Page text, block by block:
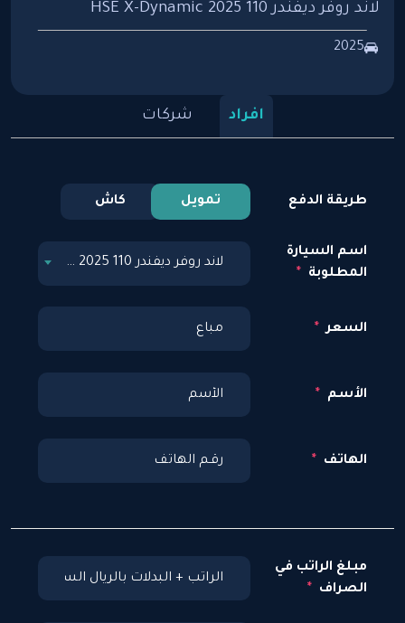
افراد شركات
طريقة الدفع تمويل كاش
اسم السيارة
المطلوبة
لاند روفر ديفندر 110 HSE X-Dynamic 2025
السعر
الأسم
الهاتف
مبلغ الراتب في
الصراف
لاند روفر ديفندر 110 HSE X-Dynamic 2025
2025